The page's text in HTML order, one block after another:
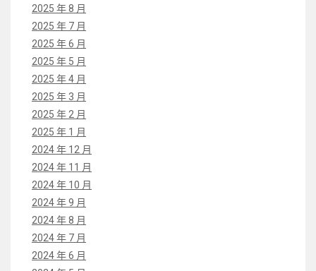
2025 年 8 月
2025 年 7 月
2025 年 6 月
2025 年 5 月
2025 年 4 月
2025 年 3 月
2025 年 2 月
2025 年 1 月
2024 年 12 月
2024 年 11 月
2024 年 10 月
2024 年 9 月
2024 年 8 月
2024 年 7 月
2024 年 6 月